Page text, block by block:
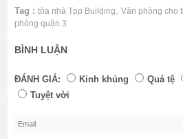
Tag : tòa nhà Tpp Building ,Văn phòng cho
phòng quận 3
BÌNH LUẬN
ĐÁNH GIÁ: Kinh khủng Quá tệ
Tuyệt vời